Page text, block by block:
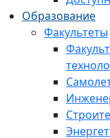
Образование
Факультеты